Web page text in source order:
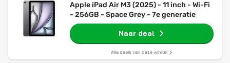
Apple iPad Air M3 (2025) - 11 inch - Wi-Fi
- 256GB - Space Grey - 7e generatie
Naar deal
Alle deals van deze winkel